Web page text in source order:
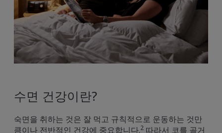
수면 건강이란?
숙면을 취하는 것은 잘 먹고 규칙적으로 운동하는 것만
큼이나 전반적인 건강에 중요합니다.2 따라서 코를 골거